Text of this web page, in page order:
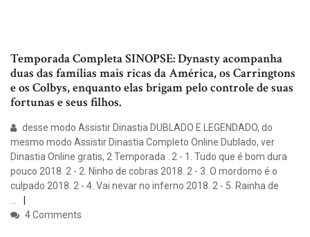
Temporada Completa SINOPSE: Dynasty acompanha
duas das famílias mais ricas da América, os Carringtons
e os Colbys, enquanto elas brigam pelo controle de suas
fortunas e seus filhos.
desse modo Assistir Dinastia DUBLADO E LEGENDADO, do
mesmo modo Assistir Dinastia Completo Online Dublado, ver
Dinastia Online gratis, 2 Temporada . 2 - 1. Tudo que é bom dura
pouco 2018. 2 - 2. Ninho de cobras 2018. 2 - 3. O mordomo é o
culpado 2018. 2 - 4. Vai nevar no inferno 2018. 2 - 5. Rainha de
…
4 Comments